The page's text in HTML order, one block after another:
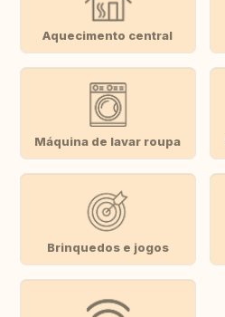
Aquecimento central
Máquina de lavar roupa
Brinquedos e jogos